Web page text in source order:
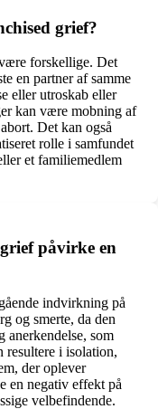
grief?
forskellige. Det
en partner af samme
eller utroskab eller
kan være mobning af
Det kan også
rolle i samfundet
et familiemedlem
påvirke en
indvirkning på
og smerte, da den
anerkendelse, som
resultere i isolation,
der oplever
en negativ effekt på
velbefindende.